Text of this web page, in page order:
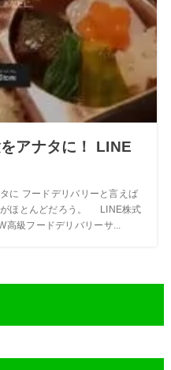
アナタに！ LINE
に フードデリバリーと言えば
がほとんどだろう。 LINE株式
級フードデリバリーサ...